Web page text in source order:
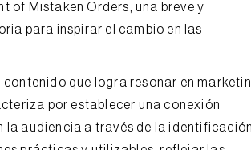
of Mistaken Orders, una breve y
para inspirar el cambio en las
contenido que logra resonar en
por establecer una conexión
la audiencia a través de la